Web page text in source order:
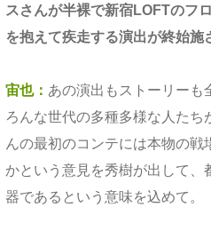
スさんが半裸で新宿LOFTのフ
を抱えて疾走する演出が終始施
宙也： あの演出もストーリーも
ろんな世代の多種多様な人たち
んの最初のコンテには本物の
かという意見を秀樹が出して
器であるという意味を込めて。